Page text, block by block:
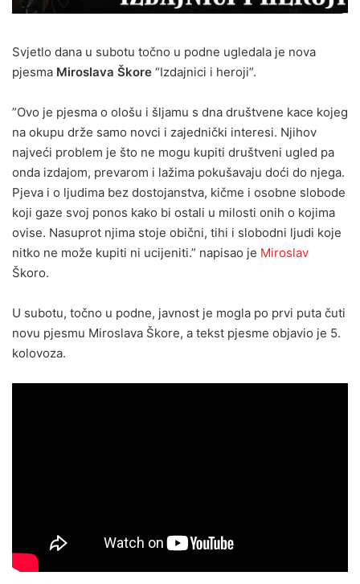
Svjetlo dana u subotu točno u podne ugledala je nova
pjesma Miroslava Škore “Izdajnici i heroji”.
”Ovo je pjesma o ološu i šljamu s dna društvene kace kojeg
na okupu drže samo novci i zajednički interesi. Njihov
najveći problem je što ne mogu kupiti društveni ugled pa
onda izdajom, prevarom i lažima pokušavaju doći do njega.
Pjeva i o ljudima bez dostojanstva, kičme i osobne slobode
koji gaze svoj ponos kako bi ostali u milosti onih o kojima
ovise. Nasuprot njima stoje obični, tihi i slobodni ljudi koje
nitko ne može kupiti ni ucijeniti.” napisao je Miroslav
Škoro.
U subotu, točno u podne, javnost je mogla po prvi puta čuti
novu pjesmu Miroslava Škore, a tekst pjesme objavio je 5.
kolovoza.